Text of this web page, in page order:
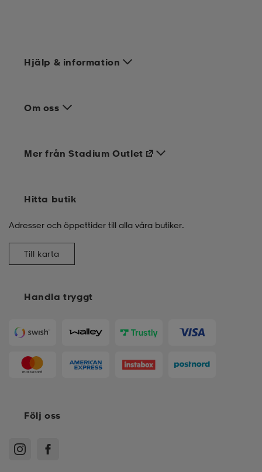
Hjälp & information
Om oss
Handla tryggt
Mer från Stadium Outlet
Hitta butik
Adresser och öppettider till alla våra butiker.
Till karta
Följ oss